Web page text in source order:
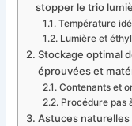
stopper le trio
Température
Lumière et
Stockage optimal
éprouvées et
Contenants et
Procédure pas
Astuces